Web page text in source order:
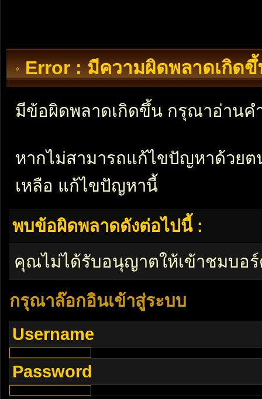
Error : มีความผิดพลาดเกิดขึ้
มีข้อผิดพลาดเกิดขึ้น กรุณาอ่านค
หากไม่สามารถแก้ไขปัญหาด้วย
เหลือ แก้ไขปัญหานี้
พบข้อผิดพลาดดังต่อไปนี้ :
คุณไม่ได้รับอนุญาตให้เข้าชมบอ
กรุณาล๊อกอินเข้าสู่ระบบ
Username
Password